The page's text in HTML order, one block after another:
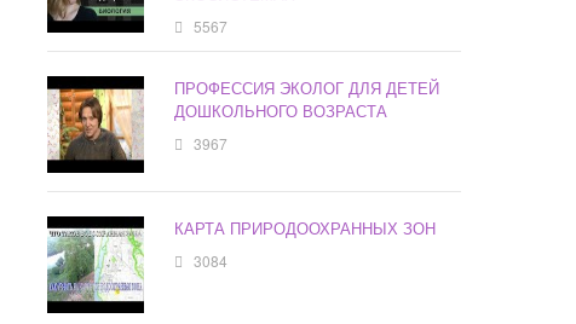
5567
ПРОФЕССИЯ ЭКОЛОГ ДЛЯ ДЕТЕЙ
ДОШКОЛЬНОГО ВОЗРАСТА
3967
КАРТА ПРИРОДООХРАННЫХ ЗОН
3084